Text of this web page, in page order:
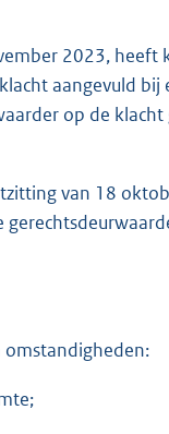
2023,
aangevuld
op de
van 18